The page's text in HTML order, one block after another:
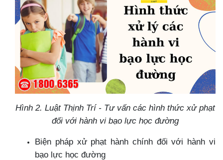
Hình 2. Luật Thịnh Trí - Tư vấn các hình thức xử phạt
đối với hành vi bạo lực học đường
Biện pháp xử phạt hành chính đối với hành vi
bạo lực học đường